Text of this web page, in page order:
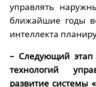
управлять
ближайшие годы
интеллекта
– Следующий
технологий
развитие системы